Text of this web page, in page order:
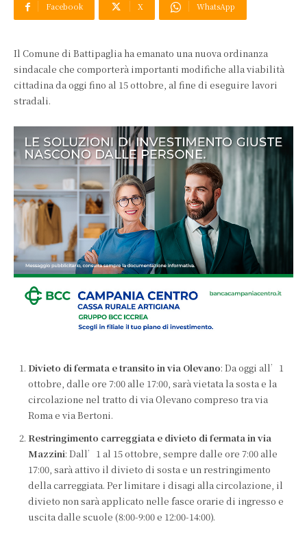
Facebook X WhatsApp
Il Comune di Battipaglia ha emanato una nuova ordinanza
sindacale che comporterà importanti modifiche alla viabilità
cittadina da oggi fino al 15 ottobre, al fine di eseguire lavori
stradali.
Divieto di fermata e transito in via Olevano: Da oggi all’1
ottobre, dalle ore 7:00 alle 17:00, sarà vietata la sosta e la
circolazione nel tratto di via Olevano compreso tra via
Roma e via Bertoni.
Restringimento carreggiata e divieto di fermata in via
Mazzini: Dall’1 al 15 ottobre, sempre dalle ore 7:00 alle
17:00, sarà attivo il divieto di sosta e un restringimento
della carreggiata. Per limitare i disagi alla circolazione, il
divieto non sarà applicato nelle fasce orarie di ingresso e
uscita dalle scuole (8:00-9:00 e 12:00-14:00).